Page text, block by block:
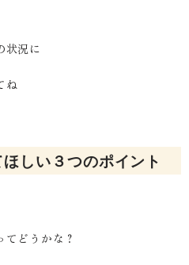
状況に
ね
しい３つのポイント
どうかな？